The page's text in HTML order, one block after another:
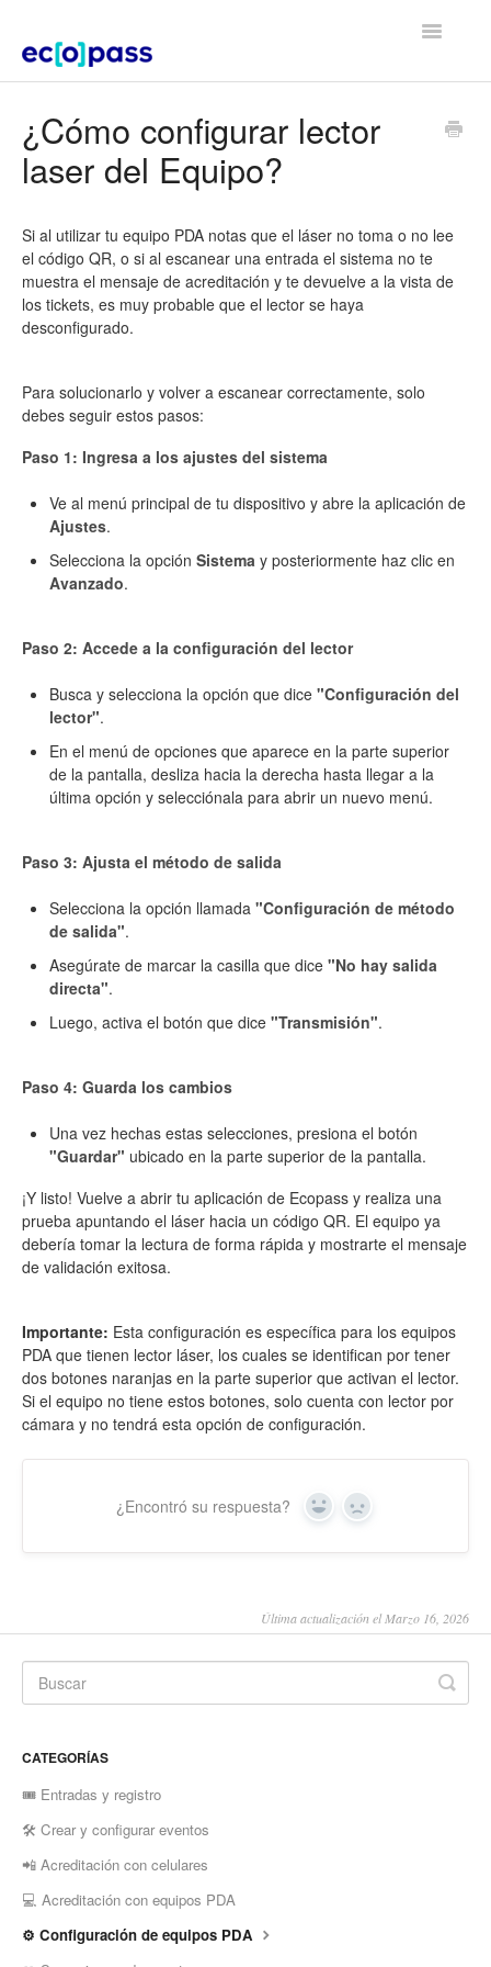
Toggle
¿Cómo configurar lector
laser del Equipo?
Si al utilizar tu equipo PDA notas que el láser no toma o no lee
el código QR, o si al escanear una entrada el sistema no te
muestra el mensaje de acreditación y te devuelve a la vista de
los tickets, es muy probable que el lector se haya
desconfigurado.
Para solucionarlo y volver a escanear correctamente, solo
debes seguir estos pasos:
Paso 1: Ingresa a los ajustes del sistema
Ve al menú principal de tu dispositivo y abre la aplicación de
Ajustes.
Selecciona la opción Sistema y posteriormente haz clic en
Avanzado.
Paso 2: Accede a la configuración del lector
Busca y selecciona la opción que dice "Configuración del
lector".
En el menú de opciones que aparece en la parte superior
de la pantalla, desliza hacia la derecha hasta llegar a la
última opción y selecciónala para abrir un nuevo menú.
Paso 3: Ajusta el método de salida
Selecciona la opción llamada "Configuración de método
de salida".
Asegúrate de marcar la casilla que dice "No hay salida
directa".
Luego, activa el botón que dice "Transmisión".
Paso 4: Guarda los cambios
Una vez hechas estas selecciones, presiona el botón
"Guardar" ubicado en la parte superior de la pantalla.
¡Y listo! Vuelve a abrir tu aplicación de Ecopass y realiza una
prueba apuntando el láser hacia un código QR. El equipo ya
debería tomar la lectura de forma rápida y mostrarte el mensaje
de validación exitosa.
Importante: Esta configuración es específica para los equipos
PDA que tienen lector láser, los cuales se identifican por tener
dos botones naranjas en la parte superior que activan el lector.
Si el equipo no tiene estos botones, solo cuenta con lector por
cámara y no tendrá esta opción de configuración.
¿Encontró su respuesta? Yes No
Última actualización el Marzo 16, 2026
CATEGORÍAS
🎟️ Entradas y registro
🛠️ Crear y configurar eventos
📲 Acreditación con celulares
💻 Acreditación con equipos PDA
⚙️ Configuración de equipos PDA